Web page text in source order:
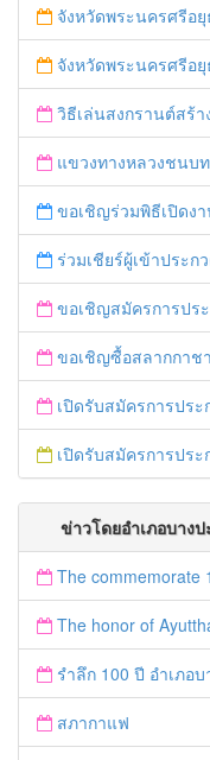
จังหวัดพระนครศรีอยุธยา บูรณาการหน่วยงานที่เกี่ยวข้อง ลงพื้นที่จัดระเบียบและดำเนินมาตรการตา
จังหวัดพระนครศรีอยุธยา ปล่อยแถวตำรวจ ทหาร ฝ่ายปกครอง กว่า 100 นาย
วิธีเล่นสงกรานต์สร้
แขวงทางหลวงชนบทพระนครศรีอยุธยา "ร่วมรณ
ขอเชิญร่วมพิธีเปิดงา
ร่วมเชียร์ผู้เข้าประกวด
ขอเชิญสมัครการประกวดแข่งขั
ขอเชิญซื้อสลากกาชาดการกุศ
เปิดรับสมัครการประกว
เปิดรับสมัครการประกวด
ข่าวโดยอำเภอบาง
The commemorate
The honor of Ayutthaya
รำลึก 100 ปี อำเภอ
สภากาแฟ